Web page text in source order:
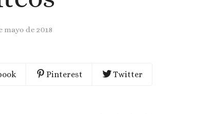
mayo de 2018
Pinterest Twitter